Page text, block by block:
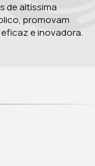
de altíssima
promovam
e inovadora.